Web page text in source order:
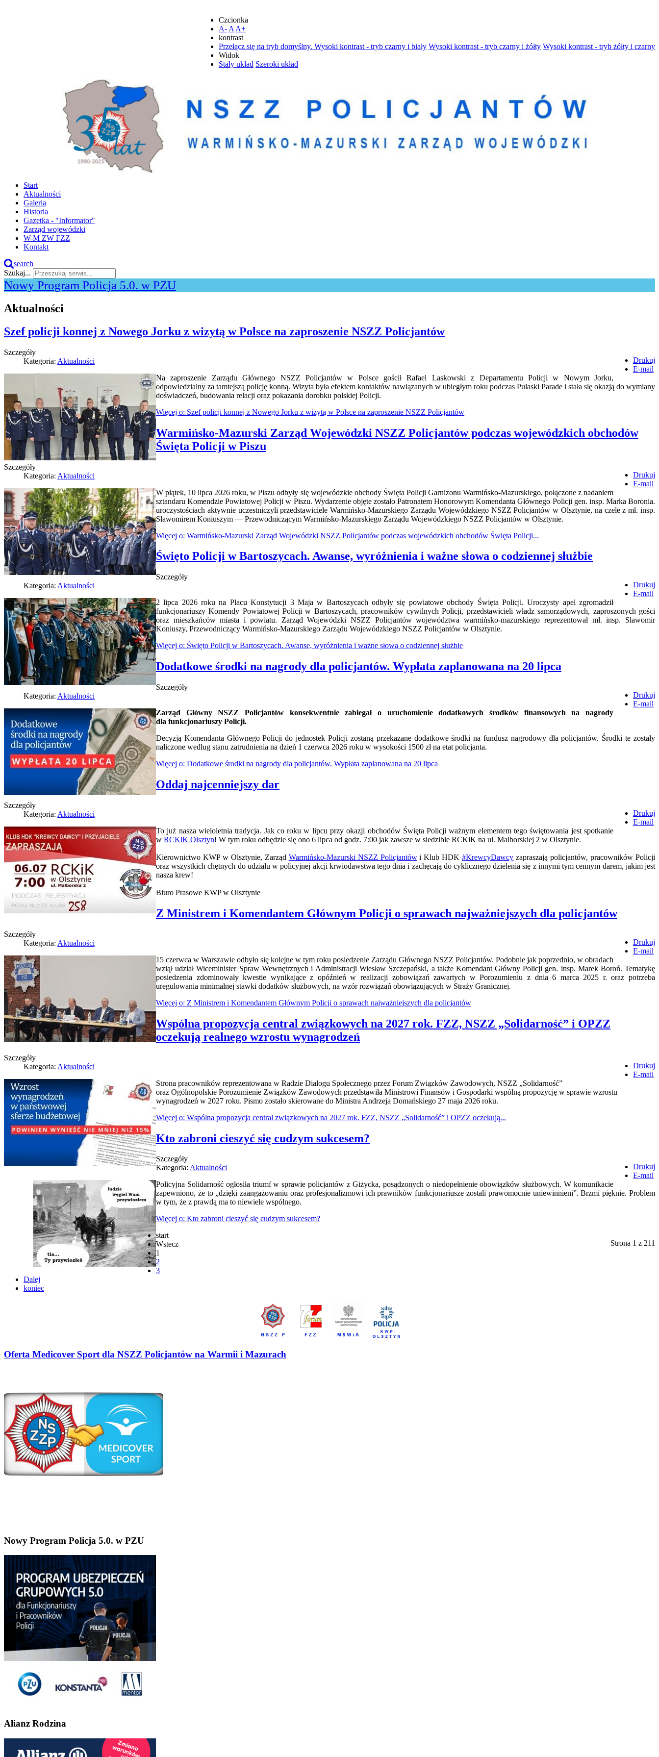
Czcionka
A- A A+
kontrast
Przełącz się na tryb domyślny. Wysoki kontrast - tryb czarny i biały Wysoki kontrast - tryb czarny i żółty Wysoki kontrast - tryb żółty i czarny
Widok
Stały układ Szeroki układ
Start
Aktualności
Galeria
Historia
Gazetka - "Informator"
Zarząd wojewódzki
W-M ZW FZZ
Kontakt
search
Szukaj...
Nowy Program Policja 5.0. w PZU
Aktualności
Szef policji konnej z Nowego Jorku z wizytą w Polsce na zaproszenie NSZZ Policjantów
Drukuj
E-mail
Szczegóły
Kategoria: Aktualności
Na zaproszenie Zarządu Głównego NSZZ Policjantów w Polsce gościł Rafael Laskowski z Departamentu Policji w Nowym Jorku,
odpowiedzialny za tamtejszą policję konną. Wizyta była efektem kontaktów nawiązanych w ubiegłym roku podczas Pulaski Parade i stała się okazją do wymiany
doświadczeń, budowania relacji oraz pokazania dorobku polskiej Policji.
Więcej o: Szef policji konnej z Nowego Jorku z wizytą w Polsce na zaproszenie NSZZ Policjantów
Warmińsko-Mazurski Zarząd Wojewódzki NSZZ Policjantów podczas wojewódzkich obchodów
Święta Policji w Piszu
Drukuj
E-mail
Szczegóły
Kategoria: Aktualności
W piątek, 10 lipca 2026 roku, w Piszu odbyły się wojewódzkie obchody Święta Policji Garnizonu Warmińsko-Mazurskiego, połączone z nadaniem
sztandaru Komendzie Powiatowej Policji w Piszu. Wydarzenie objęte zostało Patronatem Honorowym Komendanta Głównego Policji gen. insp. Marka Boronia.
uroczystościach aktywnie uczestniczyli przedstawiciele Warmińsko-Mazurskiego Zarządu Wojewódzkiego NSZZ Policjantów w Olsztynie, na czele z mł. insp.
Sławomirem Koniuszym — Przewodniczącym Warmińsko-Mazurskiego Zarządu Wojewódzkiego NSZZ Policjantów w Olsztynie.
Więcej o: Warmińsko-Mazurski Zarząd Wojewódzki NSZZ Policjantów podczas wojewódzkich obchodów Święta Policji...
Święto Policji w Bartoszycach. Awanse, wyróżnienia i ważne słowa o codziennej służbie
Drukuj
E-mail
Szczegóły
Kategoria: Aktualności
2 lipca 2026 roku na Placu Konstytucji 3 Maja w Bartoszycach odbyły się powiatowe obchody Święta Policji. Uroczysty apel zgromadził
funkcjonariuszy Komendy Powiatowej Policji w Bartoszycach, pracowników cywilnych Policji, przedstawicieli władz samorządowych, zaproszonych gości
oraz mieszkańców miasta i powiatu. Zarząd Wojewódzki NSZZ Policjantów województwa warmińsko-mazurskiego reprezentował mł. insp. Sławomir
Koniuszy, Przewodniczący Warmińsko-Mazurskiego Zarządu Wojewódzkiego NSZZ Policjantów w Olsztynie.
Więcej o: Święto Policji w Bartoszycach. Awanse, wyróżnienia i ważne słowa o codziennej służbie
Dodatkowe środki na nagrody dla policjantów. Wypłata zaplanowana na 20 lipca
Drukuj
E-mail
Szczegóły
Kategoria: Aktualności
Zarząd Główny NSZZ Policjantów konsekwentnie zabiegał o uruchomienie dodatkowych środków finansowych na nagrody
dla funkcjonariuszy Policji.
Decyzją Komendanta Głównego Policji do jednostek Policji zostaną przekazane dodatkowe środki na fundusz nagrodowy dla policjantów. Środki te zostały
naliczone według stanu zatrudnienia na dzień 1 czerwca 2026 roku w wysokości 1500 zł na etat policjanta.
Więcej o: Dodatkowe środki na nagrody dla policjantów. Wypłata zaplanowana na 20 lipca
Oddaj najcenniejszy dar
Drukuj
E-mail
Szczegóły
Kategoria: Aktualności
To już nasza wieloletnia tradycja. Jak co roku w lipcu przy okazji obchodów Święta Policji ważnym elementem tego świętowania jest spotkanie
w RCKiK Olsztyn! W tym roku odbędzie się ono 6 lipca od godz. 7:00 jak zawsze w siedzibie RCKiK na ul. Malborskiej 2 w Olsztynie.
Kierownictwo KWP w Olsztynie, Zarząd Warmińsko-Mazurski NSZZ Policjantówi Klub HDK#KrewcyDawcy zapraszają policjantów, pracowników Policji
oraz wszystkich chętnych do udziału w policyjnej akcji krwiodawstwa tego dnia i zachęcają do cyklicznego dzielenia się z innymi tym cennym darem, jakim jest
nasza krew!
Biuro Prasowe KWP w Olsztynie
Z Ministrem i Komendantem Głównym Policji o sprawach najważniejszych dla policjantów
Drukuj
E-mail
Szczegóły
Kategoria: Aktualności
15 czerwca w Warszawie odbyło się kolejne w tym roku posiedzenie Zarządu Głównego NSZZ Policjantów. Podobnie jak poprzednio, w obradach
wziął udział Wiceminister Spraw Wewnętrznych i Administracji Wiesław Szczepański, a także Komendant Główny Policji gen. insp. Marek Boroń. Tematykę
posiedzenia zdominowały kwestie wynikające z opóźnień w realizacji zobowiązań zawartych w Porozumieniu z dnia 6 marca 2025 r. oraz potrzeba
uregulowania minimalnej stawki dodatków służbowych, na wzór rozwiązań obowiązujących w Straży Granicznej.
Więcej o: Z Ministrem i Komendantem Głównym Policji o sprawach najważniejszych dla policjantów
Wspólna propozycja central związkowych na 2027 rok. FZZ, NSZZ „Solidarność” i OPZZ
oczekują realnego wzrostu wynagrodzeń
Drukuj
E-mail
Szczegóły
Kategoria: Aktualności
Strona pracowników reprezentowana w Radzie Dialogu Społecznego przez Forum Związków Zawodowych, NSZZ „Solidarność”
oraz Ogólnopolskie Porozumienie Związków Zawodowych przedstawiła Ministrowi Finansów i Gospodarki wspólną propozycję w sprawie wzrostu
wynagrodzeń w 2027 roku. Pismo zostało skierowane do Ministra Andrzeja Domańskiego 27 maja 2026 roku.
Więcej o: Wspólna propozycja central związkowych na 2027 rok. FZZ, NSZZ „Solidarność” i OPZZ oczekują...
Kto zabroni cieszyć się cudzym sukcesem?
Drukuj
E-mail
Szczegóły
Kategoria: Aktualności
Policyjna Solidarność ogłosiła triumf w sprawie policjantów z Giżycka, posądzonych o niedopełnienie obowiązków służbowych. W komunikacie
zapewniono, że to „dzięki zaangażowaniu oraz profesjonalizmowi ich prawników funkcjonariusze zostali prawomocnie uniewinnieni”. Brzmi pięknie. Problem
w tym, że z prawdą ma to niewiele wspólnego.
Więcej o: Kto zabroni cieszyć się cudzym sukcesem?
Strona 1 z 211
start
Wstecz
1
2
3
Dalej
koniec
Oferta Medicover Sport dla NSZZ Policjantów na Warmii i Mazurach
Nowy Program Policja 5.0. w PZU
Alianz Rodzina